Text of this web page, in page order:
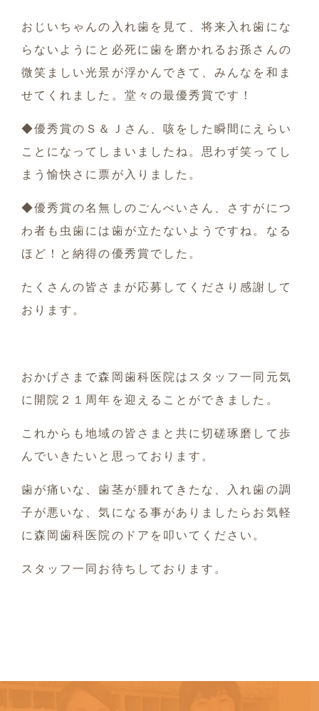
おじいちゃんの入れ歯を見て、将来入れ歯にな
らないようにと必死に歯を磨かれるお孫さんの
微笑ましい光景が浮かんできて、みんなを和ま
せてくれました。堂々の最優秀賞です！
◆優秀賞のＳ＆Ｊさん、 咳をした瞬間にえらい
ことになってしまいましたね。思わず笑ってし
まう愉快さに票が入りました。
◆優秀賞の名無しのごんべいさん、
さすがにつ
わ者も虫歯には歯が立たないようですね。なる
ほど！と納得の優秀賞でした。
たくさんの皆さまが応募してくださり感謝して
おります。
おかげさまで森岡歯科医院はスタッフ一同元気
に開院２１周年を迎えることができました。
これからも地域の皆さまと共に切磋琢磨して歩
んでいきたいと思っております。
歯が痛いな、歯茎が腫れてきたな、入れ歯の調
子が悪いな、気になる事がありましたらお気軽
に森岡歯科医院のドアを叩いてください。
スタッフ一同お待ちしております。